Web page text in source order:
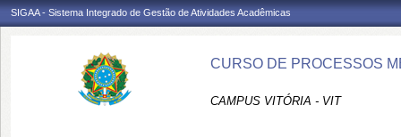
SIGAA - Sistema Integrado de Gestão de Atividades Acadêmicas
CURSO DE PROCESSOS
CAMPUS VITÓRIA - VIT